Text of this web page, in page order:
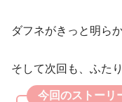
ダフネがきっと明ら
そして次回も、ふた
今回のストーリ